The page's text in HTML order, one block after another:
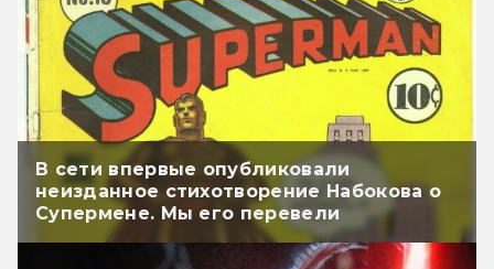
В сети впервые опубликовали
неизданное стихотворение Набокова о
Супермене. Мы его перевели